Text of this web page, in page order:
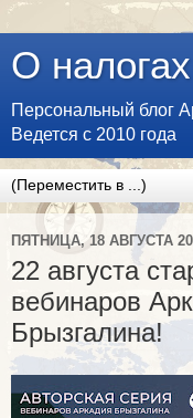
О
Персональный блог
Ведется с 2010 года
ПЯТНИЦА, 18 АВГУСТА
22 августа
вебинаров
Брызгалина!